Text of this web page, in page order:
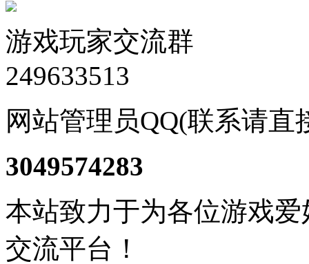
游戏玩家交流群
249633513
网站管理员QQ(联系请直
3049574283
本站致力于为各位游戏
交流平台！